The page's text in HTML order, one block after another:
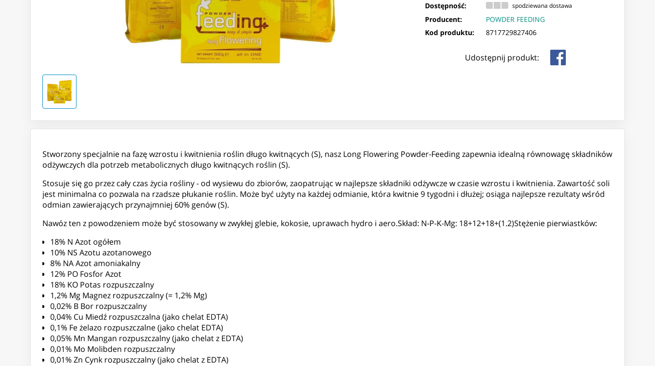
Dostępność: spodziewana dostawa
Producent:
POWDER FEEDING
Kod produktu:
8717729827406
Udostępnij produkt:
Stworzony specjalnie na fazę wzrostu i kwitnienia roślin długo kwitnących (S), nasz Long Flowering Powder-Feeding zapewnia idealną równowagę składników
odżywczych dla potrzeb metabolicznych długo kwitnących roślin (S).
Stosuje się go przez cały czas życia rośliny - od wysiewu do zbiorów, zaopatrując w najlepsze składniki odżywcze w czasie wzrostu i kwitnienia. Zawartość soli
jest minimalna co pozwala na rzadsze płukanie roślin. Może być użyty na każdej odmianie, która kwitnie 9 tygodni i dłużej; osiąga najlepsze rezultaty wśród
odmian zawierających przynajmniej 60% genów (S).
Nawóz ten z powodzeniem może być stosowany w zwykłej glebie, kokosie, uprawach hydro i aero.Skład: N-P-K-Mg: 18+12+18+(1.2)Stężenie pierwiastków:
18% N Azot ogółem
10% NS Azotu azotanowego
8% NA Azot amoniakalny
12% PO Fosfor Azot
18% KO Potas rozpuszczalny
1,2% Mg Magnez rozpuszczalny (= 1,2% Mg)
0,02% B Bor rozpuszczalny
0,04% Cu Miedź rozpuszczalna (jako chelat EDTA)
0,1% Fe żelazo rozpuszczalne (jako chelat EDTA)
0,05% Mn Mangan rozpuszczalny (jako chelat z EDTA)
0,01% Mo Molibden rozpuszczalny
0,01% Zn Cynk rozpuszczalny (jako chelat z EDTA)